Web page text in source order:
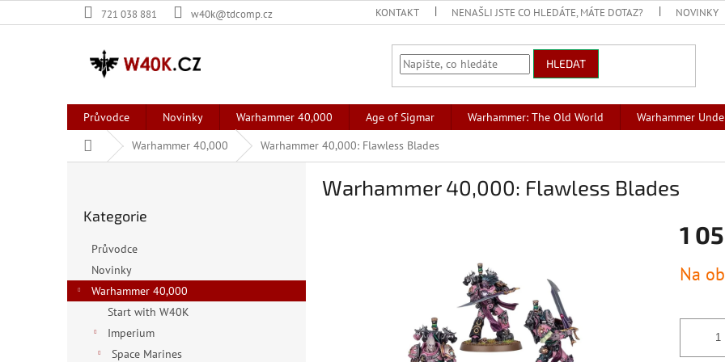
na
721 038 881 w40k@tdcomp.cz KONTAKT NENAŠLI JSTE CO HLEDÁTE, MÁTE DOTAZ? NOVINKY
HLEDAT
Průvodce Novinky Warhammer 40,000 Age of Sigmar Warhammer: The Old World Warhammer
Domů Warhammer 40,000 Warhammer 40,000: Flawless Blades
n
kategorie
Kategorie
Průvodce
Novinky
Warhammer 40,000
Start with W40K
Imperium
Space Marines
Warhammer 40,000: Flawless Blades
1
cena:
Na